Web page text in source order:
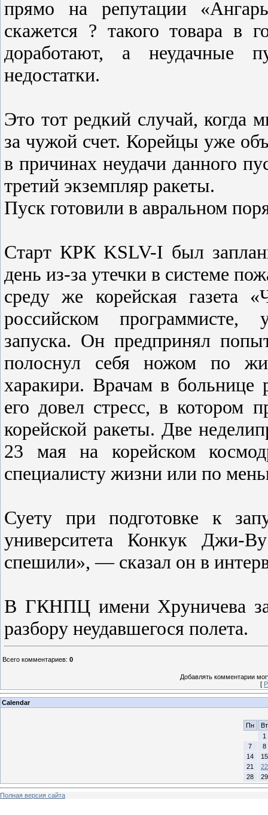
прямо на репутации
скажется ? такого товара в
доработают, а неудачные
недостатки.
Это тот редкий случай, когда
за чужой счет. Корейцы уже
в причинах неудачи данного
третий экземпляр ракеты.
Пуск готовили в авральном
Старт КРК KSLV-I был
день из-за утечки в системе
среду же корейская газета
российском программисте,
запуска. Он предпринял
полоснул себя ножом по
харакири. Врачам в больнице
его довел стресс, в котором
корейской ракеты. Две
23 мая на корейском
специалисту жизни или по
Суету при подготовке к
университета Конкук
спешили», — сказал он в
В ГКНПЦ имени Хруничева
разбору неудавшегося полета.
Всего комментариев: 0
Добавлять комментарии
[
Calendar
Пн
Вт
1
7
8
14
15
21
22
28
29
Полная версия сайта